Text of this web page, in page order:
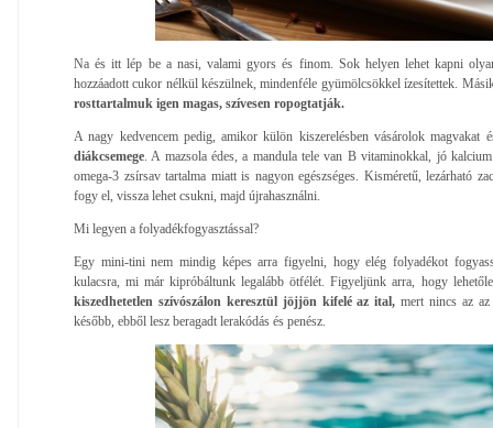
Na és itt lép be a nasi, valami gyors és finom. Sok helyen lehet kapni
hozzáadott cukor nélkül készülnek, mindenféle gyümölcsökkel ízesítettek.
rosttartalmuk igen magas, szívesen ropogtatják.
A nagy kedvencem pedig, amikor külön kiszerelésben vásárolok magvakat
diákcsemege . A mazsola édes, a mandula tele van B vitaminokkal, jó
omega-3 zsírsav tartalma miatt is nagyon egészséges. Kisméretű, lezárható
fogy el, vissza lehet csukni, majd újrahasználni.
Mi legyen a folyadékfogyasztással?
Egy mini-tini nem mindig képes arra figyelni, hogy elég folyadékot
kulacsra, mi már kipróbáltunk legalább ötfélét. Figyeljünk arra, hogy
kiszedhetetlen szívószálon keresztül jöjjön kifelé az ital, mert nincs az
később, ebből lesz beragadt lerakódás és penész.